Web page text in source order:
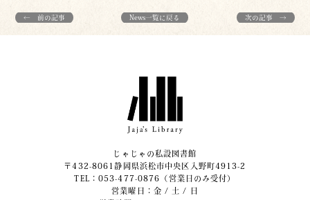
← 前の記事 News一覧に戻る 次の記事 →
じゃじゃの私設図書館
〒432-8061静岡県浜松市中央区入野町4913-2
​TEL：053-477-0876（営業日のみ受付）
営業曜日：金 / 土 / 日